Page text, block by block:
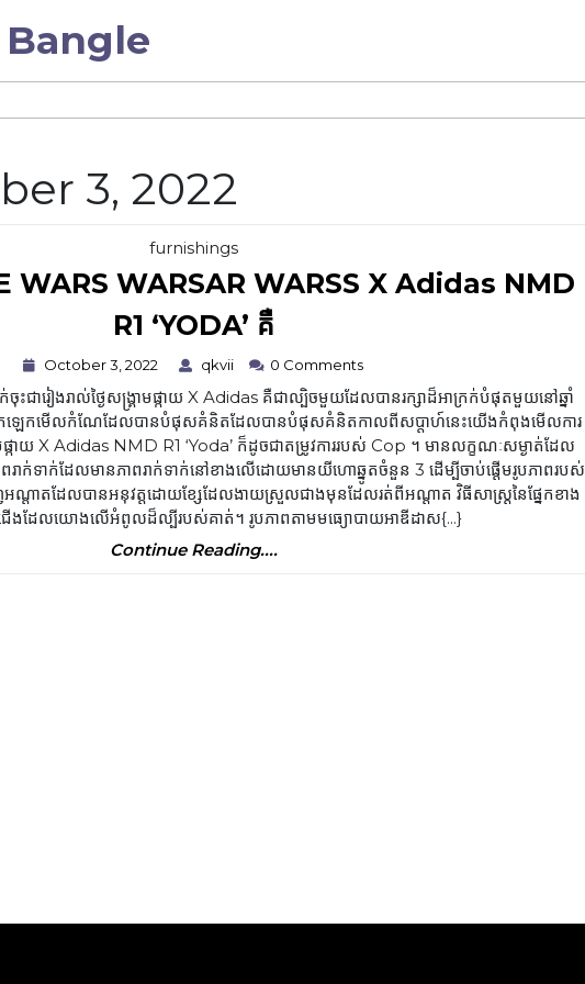
3, 2022
furnishingsCategory
WARS WARSAR WARSS X Adidas NMD
R1 ‘YODA’ គឺវេជ្ជ
WARE
WARS
WARSAR
WARSS
X
Adidas
October 3, 2022
October
2022
qkvii qkvii 0 Comments
ចុះជារៀងរាល់ថ្ងៃសង្គ្រាមផ្កាយ X Adidas គឺជាល្បិចមួយដែលបានរក្សាដ៏អាក្រក់បំផុតមួយនៅឆ្នាំ
ក្រឡេកមើលកំណែដែលបានបំផុសគំនិតដែលបានបំផុសគំនិតកាលពីសប្តាហ៍នេះយើងកំពុងមើលការ
ាយ X Adidas NMD R1 ‘Yoda’ ក៏ដូចជាតម្រូវការរបស់ Cop ។ មានលក្ខណៈសម្ងាត់ដែល
រាក់ទាក់ដែលមានភាពរាក់ទាក់នៅខាងលើដោយមានយីហោឆ្នូតចំនួន 3 ដើម្បីចាប់ផ្ដើមរូបភាពរបស់
អណ្តាតដែលបានអនុវត្តដោយខ្សែដែលងាយស្រួលជាងមុនដែលរត់ពីអណ្តាត វិធីសាស្រ្តនៃផ្នែកខាង
ើងដែលយោងលើអំពូលដ៏ល្បីរបស់គាត់។ រូបភាពតាមមធ្យោបាយអាឌីដាស{...}
Continue Reading....Continue